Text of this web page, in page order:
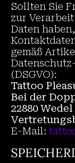
Sollten Sie
zur
Daten
gemäß
(DSGVO):
Tattoo
Bei der
22880 Wedel
E-Mail: